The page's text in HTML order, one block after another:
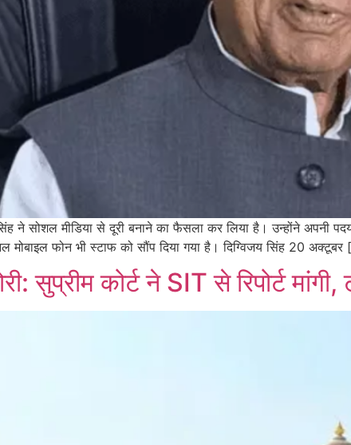
ने सोशल मीडिया से दूरी बनाने का फैसला कर लिया है। उन्होंने अपनी
मोबाइल फोन भी स्टाफ को सौंप दिया गया है। दिग्विजय सिंह 20
सुप्रीम कोर्ट ने SIT से रिपोर्ट